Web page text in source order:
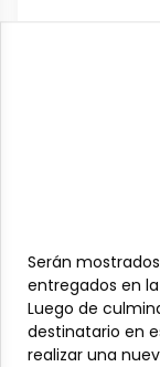
Limpieza del
Suavizante
B-JAM-
-
Serán
entregados en
Luego de
destinatario en
realizar una
Serán
entregados en
Luego de
destinatario en
realizar una